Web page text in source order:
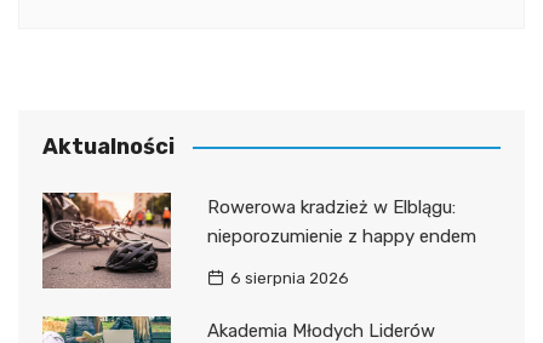
Aktualności
Rowerowa kradzież w Elblągu:
nieporozumienie z happy endem
6 sierpnia 2026
Akademia Młodych Liderów